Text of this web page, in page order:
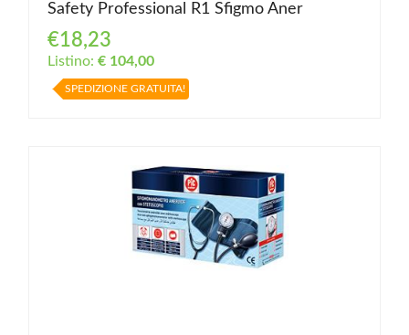
Safety Professional R1 Sfigmo Aner
€18,23
Listino: € 104,00
SPEDIZIONE GRATUITA!